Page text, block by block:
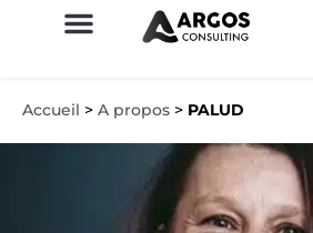
Accueil > A propos > PALUD